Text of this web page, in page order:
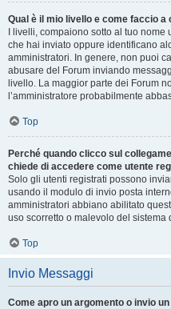
Qual è il mio livello e come faccio a
I livelli, compaiono sotto al tuo
che hai inviato oppure identificano
amministratori. In genere, non puoi
abusare del Forum inviando
livello. La maggior parte dei Forum
l’amministratore probabilmente
Top
Perché quando clicco sul
chiede di accedere come utente
Solo gli utenti registrati possono
usando il modulo di invio posta
amministratori abbiano abilitato
uso scorretto o malevolo del
Top
Invio Messaggi
Come apro un argomento o invio